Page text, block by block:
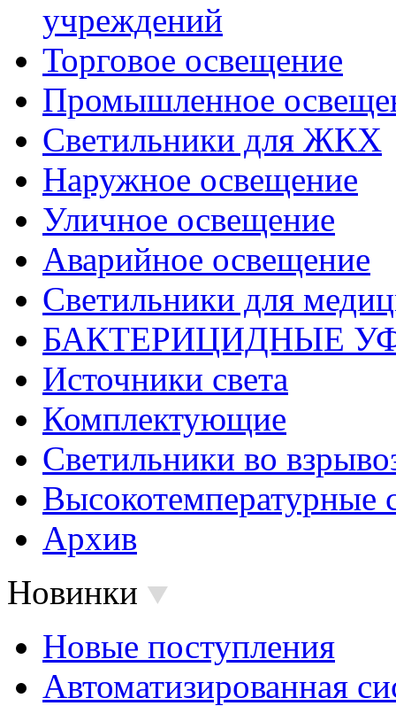
учреждений
Торговое освещение
Промышленное
Светильники для ЖКХ
Наружное освещение
Уличное освещение
Аварийное освещение
Светильники для
БАКТЕРИЦИДНЫЕ
Источники света
Комплектующие
Светильники во
Высокотемпературные
Архив
Новинки
Новые поступления
Автоматизированная